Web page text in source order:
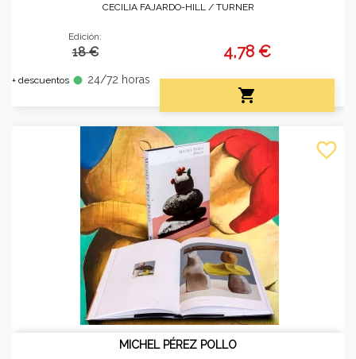
CECILIA FAJARDO-HILL / TURNER
Edición:
18 €
+ descuentos fiber_manual_record 24/72 horas
4,78 €

MICHEL PÉREZ POLLO
favorite_border